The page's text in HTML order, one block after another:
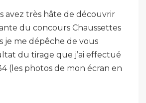
avez très hâte de découvrir
du concours Chaussettes
je me dépêche de vous
du tirage que j’ai effectué
(les photos de mon écran en